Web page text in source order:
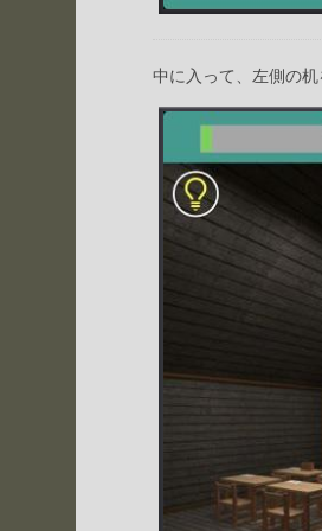
中に入って、左側の